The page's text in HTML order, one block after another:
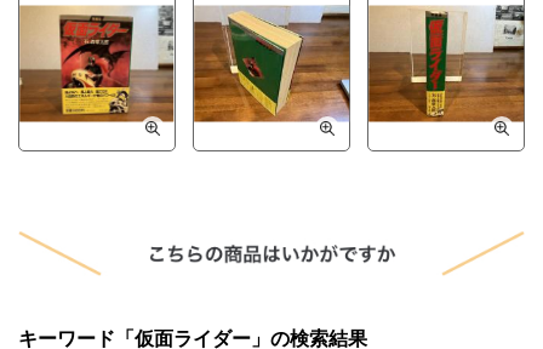
キーワード「仮面ライダー」の検索結果